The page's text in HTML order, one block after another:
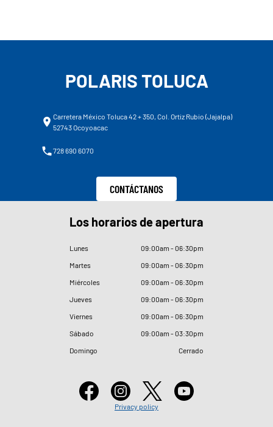
POLARIS TOLUCA
Carretera México Toluca 42 + 350, Col. Ortiz Rubio (Jajalpa)
52743 Ocoyoacac
728 690 6070
CONTÁCTANOS
Los horarios de apertura
Lunes 09:00am - 06:30pm
Martes
09:00am - 06:30pm
Miércoles
09:00am - 06:30pm
Jueves
09:00am - 06:30pm
Viernes
09:00am - 06:30pm
Sábado
09:00am - 03:30pm
Domingo
Cerrado
Privacy policy